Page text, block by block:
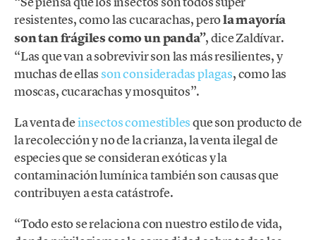
resistentes, como las cucarachas, perola mayoría
son tan frágiles como un panda”, dice Zaldívar.
“Las que van a sobrevivir son las más resilientes, y
muchas de ellasson consideradas plagas, como las
moscas, cucarachas y mosquitos”.
La venta deinsectos comestiblesque son producto de
la recolección y no de la crianza, la venta ilegal de
especies que se consideran exóticas y la
contaminación lumínica también son causas que
contribuyen a esta catástrofe.
“Todo esto se relaciona con nuestro estilo de vida,